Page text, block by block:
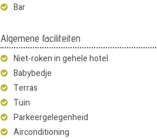
Bar
Algemene faciliteiten
Niet-roken in gehele hotel
Babybedje
Terras
Tuin
Parkeergelegenheid
Airconditioning